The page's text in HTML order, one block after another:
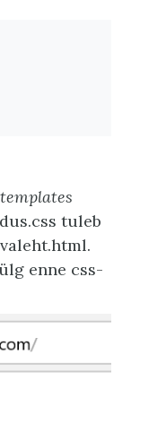
templates
tuleb
enne css-